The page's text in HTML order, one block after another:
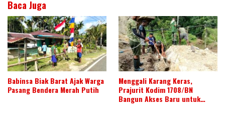
Baca Juga
Babinsa Biak Barat Ajak Warga
Pasang Bendera Merah Putih
Menggali Karang Keras,
Prajurit Kodim 1708/BN
Bangun Akses Baru untuk